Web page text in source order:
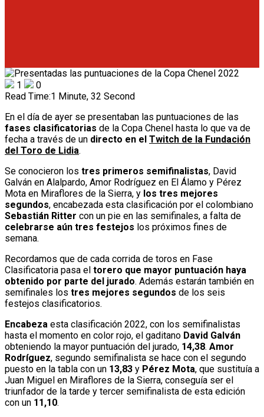
1
0
Read Time:1 Minute, 32 Second
En el día de ayer se presentaban las puntuaciones de las
fases clasificatorias de la Copa Chenel hasta lo que va de
fecha a través de un directo en el Twitch de la Fundación
del Toro de Lidia.
Se conocieron los tres primeros semifinalistas, David
Galván en Alalpardo, Amor Rodríguez en El Álamo y Pérez
Mota en Miraflores de la Sierra, y los tres mejores
segundos, encabezada esta clasificación por el colombiano
Sebastián Ritter con un pie en las semifinales, a falta de
celebrarse aún tres festejos los próximos fines de
semana.
Recordamos que de cada corrida de toros en Fase
Clasificatoria pasa el torero que mayor puntuación haya
obtenido por parte del jurado. Además estarán también en
semifinales los tres mejores segundos de los seis
festejos clasificatorios.
Encabeza esta clasificación 2022, con los semifinalistas
hasta el momento en color rojo, el gaditano David Galván
obteniendo la mayor puntuación del jurado, 14,38. Amor
Rodríguez, segundo semifinalista se hace con el segundo
puesto en la tabla con un 13,83 y Pérez Mota, que sustituía a
Juan Miguel en Miraflores de la Sierra, conseguía ser el
triunfador de la tarde y tercer semifinalista de esta edición
con un 11,10.